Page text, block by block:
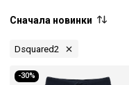
Сначала новинки
Dsquared2
-30%